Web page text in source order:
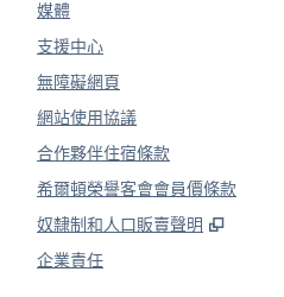
媒體
支援中心
無障礙網頁
網站使用協議
合作夥伴住宿條款
希爾頓榮譽客會會員價條款
奴隸制和人口販賣聲明
,
企業責任